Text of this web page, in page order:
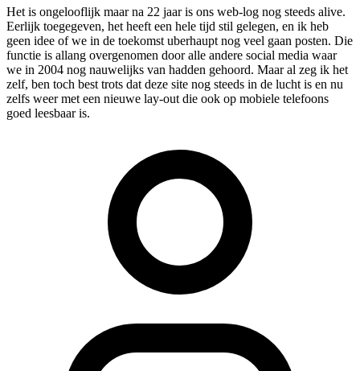
Het is ongelooflijk maar na 22 jaar is ons web-log nog steeds alive.
Eerlijk toegegeven, het heeft een hele tijd stil gelegen, en ik heb
geen idee of we in de toekomst uberhaupt nog veel gaan posten. Die
functie is allang overgenomen door alle andere social media waar
we in 2004 nog nauwelijks van hadden gehoord. Maar al zeg ik het
zelf, ben toch best trots dat deze site nog steeds in de lucht is en nu
zelfs weer met een nieuwe lay-out die ook op mobiele telefoons
goed leesbaar is.